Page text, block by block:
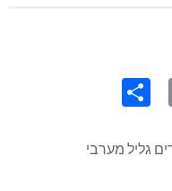
Link
גליל מערבי